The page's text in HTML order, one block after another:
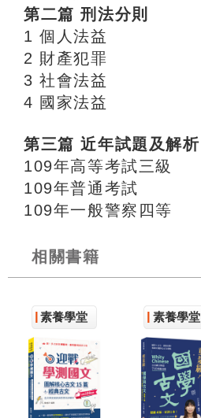
第二篇刑法分則
1 個人法益
2 財產犯罪
3 社會法益
4 國家法益
第三篇近年試題及解析
109年高等考試三級
109年普通考試
109年一般警察四等
相關書籍
素養學堂 素養學堂